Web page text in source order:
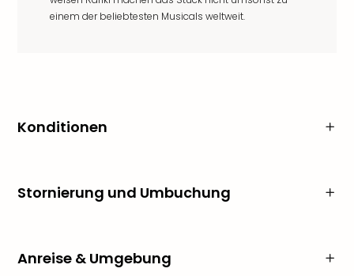
einem der beliebtesten Musicals weltweit.
Konditionen
Stornierung und Umbuchung
Anreise & Umgebung